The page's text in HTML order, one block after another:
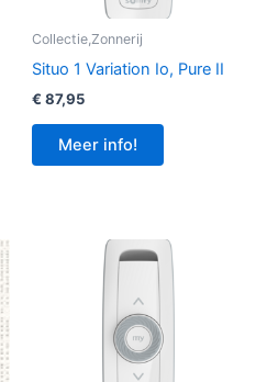
Collectie,Zonnerij
Situo 1 Variation Io, Pure II
€ 87,95
Meer info!